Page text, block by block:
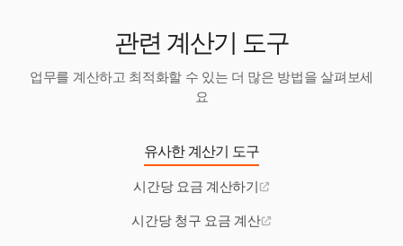
관련 계산기 도구
업무를 계산하고 최적화할 수 있는 더 많은 방법을 살펴보세
요
유사한 계산기 도구
시간당 요금 계산하기
시간당 청구 요금 계산